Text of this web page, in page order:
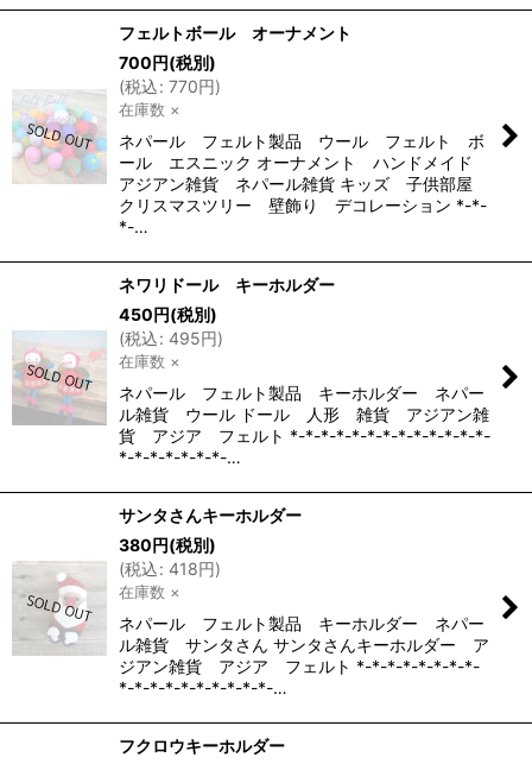
フェルトボール オーナメント
700円(税別)
(税込: 770円)
在庫数 ×
ネパール フェルト製品 ウール フェルト ボ
ール エスニック オーナメント ハンドメイド
アジアン雑貨 ネパール雑貨 キッズ 子供部屋
クリスマスツリー 壁飾り デコレーション *-*-
*-…
ネワリドール キーホルダー
450円(税別)
(税込: 495円)
在庫数 ×
ネパール フェルト製品 キーホルダー ネパー
ル雑貨 ウール ドール 人形 雑貨 アジアン雑
貨 アジア フェルト *-*-*-*-*-*-*-*-*-*-*-*-*-
*-*-*-*-*-*-*-…
サンタさんキーホルダー
380円(税別)
(税込: 418円)
在庫数 ×
ネパール フェルト製品 キーホルダー ネパー
ル雑貨 サンタさん サンタさんキーホルダー ア
ジアン雑貨 アジア フェルト *-*-*-*-*-*-*-*-
*-*-*-*-*-*-*-*-*-*-…
フクロウキーホルダー